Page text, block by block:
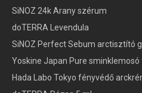
SiNOZ 24k Arany szérum
doTERRA Levendula
SiNOZ Perfect Sebum arctisztító
Yoskine Japan Pure sminklemosó
Hada Labo Tokyo fényvédő